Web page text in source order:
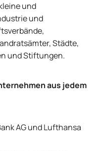
und
und
Städte,
und Stiftungen.
aus jedem
AG und Lufthansa